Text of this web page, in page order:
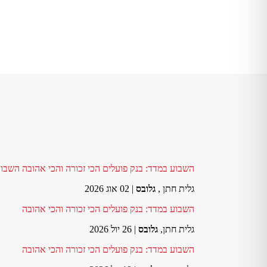
השבוע במדד: בנק פועלים הכי זכורה והכי אהובה
גלית חתן , גלובס | 02 אוג 2026
השבוע במדד: בנק פועלים הכי זכורה והכי אהובה
גלית חתן, גלובס | 26 יול 2026
השבוע במדד: בנק פועלים הכי זכורה והכי אהובה